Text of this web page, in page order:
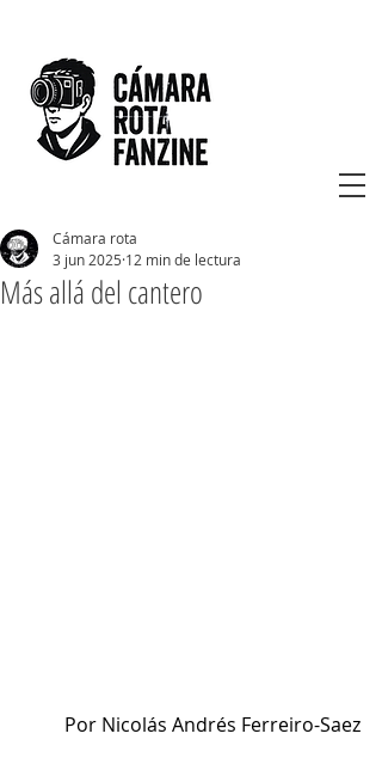
Más allá del cantero
Cámara rota
3 jun 2025 12 min de lectura
Por Nicolás Andrés Ferreiro-Saez